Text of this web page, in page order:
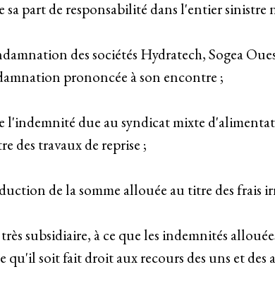
sa part de responsabilité dans l'entier sinistre
des sociétés Hydratech, Sogea
prononcée à son encontre ;
l'indemnité due au syndicat mixte
des travaux de reprise ;
de la somme allouée au titre des frais
subsidiaire, à ce que les indemnités
qu'il soit fait droit aux recours des uns et des